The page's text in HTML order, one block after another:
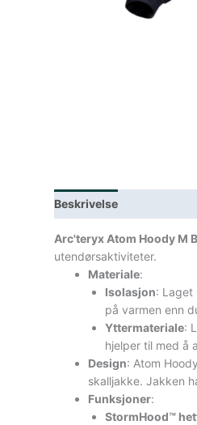
Beskrivelse
Arc'teryx Atom Hoody M
utendørsaktiviteter.
Materiale:
Isolasjon: Laget
på varmen enn
Yttermateriale:
hjelper til med å
Design: Atom
skalljakke. Jakken
Funksjoner:
StormHood™